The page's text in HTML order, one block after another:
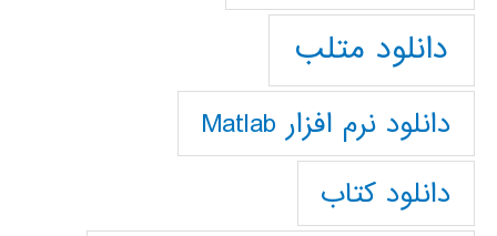
دانلود متلب
دانلود نرم افزار Matlab
دانلود کتاب